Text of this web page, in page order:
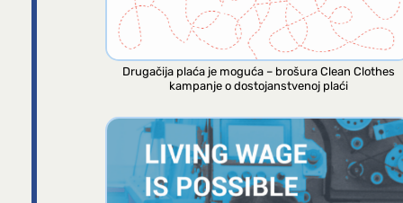
Drugačija plaća je moguća – brošura Clean Clothes
kampanje o dostojanstvenoj plaći